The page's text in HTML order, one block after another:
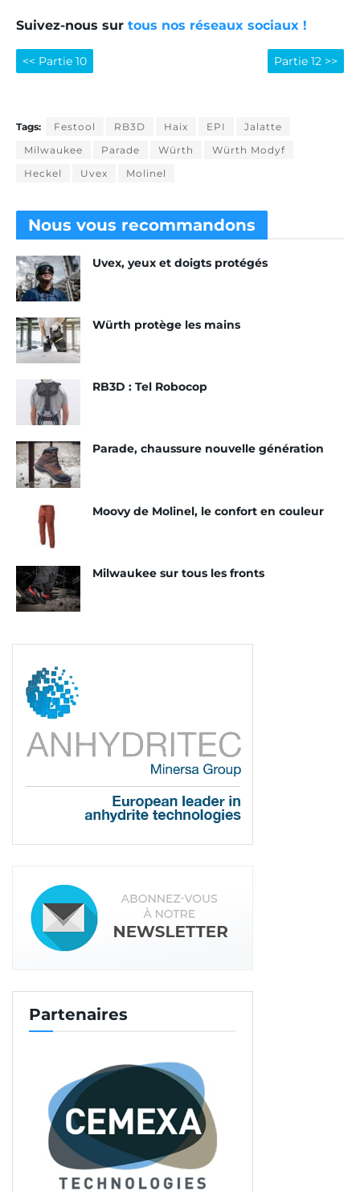
Suivez-nous sur tous nos réseaux sociaux !
<< Partie 10 Partie 12 >>
Tags: Festool RB3D Haix EPI
Jalatte
Milwaukee
Parade Würth
Würth Modyf
Heckel
Uvex Molinel
Nous vous recommandons
Uvex, yeux et doigts protégés
Würth protège les mains
RB3D : Tel Robocop
Parade, chaussure nouvelle génération
Moovy de Molinel, le confort en couleur
Milwaukee sur tous les fronts
Partenaires